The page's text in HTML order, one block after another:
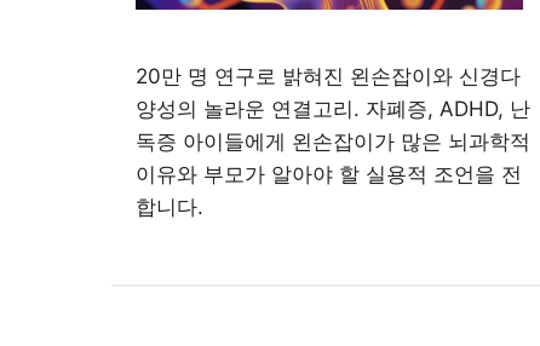
20만 명 연구로 밝혀진 왼손잡이와 신경다
양성의 놀라운 연결고리. 자폐증, ADHD, 난
독증 아이들에게 왼손잡이가 많은 뇌과학적
이유와 부모가 알아야 할 실용적 조언을 전
합니다.